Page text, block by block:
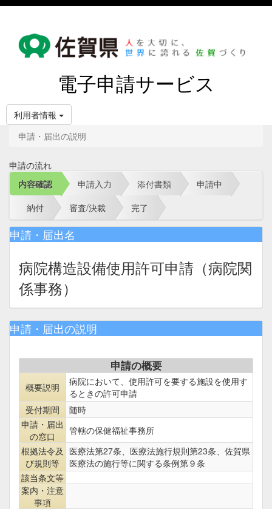
電子申請サービス
利用者情報
申請・届出の説明
申請の流れ
内容確認
申請入力 添付書類
申請中
納付
審査/決裁 完了
申請・届出名
病院構造設備使用許可申請（病院関
係事務）
申請・届出の説明
申請の概要
概要説明
病院において、使用許可を要する施設を使用す
るときの許可申請
受付期間
随時
申請・届出
の窓口
管轄の保健福祉事務所
根拠法令及
び規則等
医療法第27条、医療法施行規則第23条、佐賀県
医療法の施行等に関する条例第９条
該当条文等
案内・注意
事項